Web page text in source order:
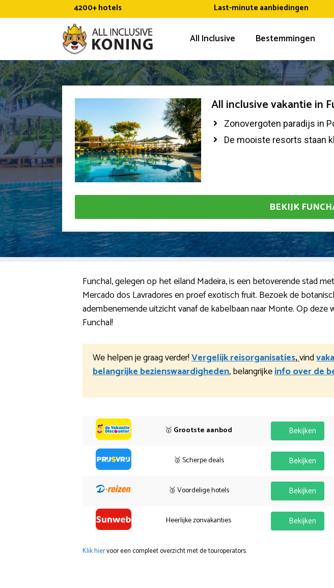
naar
4200+ hotels Last-minute aanbiedingen
All Inclusive Bestemmingen
All inclusive vakantie in
Zonovergoten paradijs in
De mooiste resorts staan
BEKIJK
Funchal, gelegen op het eiland Madeira, is een betoverende stad
Mercado dos Lavradores en proef exotisch fruit. Bezoek de
adembenemende uitzicht vanaf de kabelbaan naar Monte. Op
Funchal!
We helpen je graag verder!Vergelijk reisorganisaties,vind
belangrijke bezienswaardigheden, belangrijkeinfo over de
🥇 Grootste aanbod Bekijken
🥈 Scherpe deals Bekijken
🥉 Voordelige hotels Bekijken
Heerlijke zonvakanties Bekijken
Klik hiervoor een compleet overzicht met de touroperators.